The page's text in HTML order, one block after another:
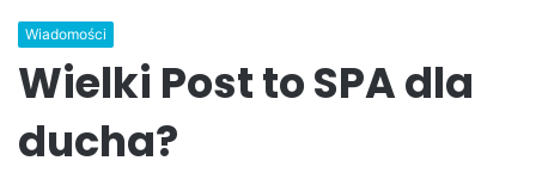
Wiadomości
Wielki Post to SPA dla
ducha?